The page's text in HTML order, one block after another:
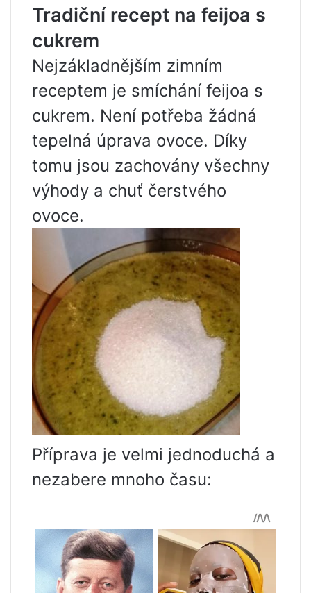
Tradiční recept na feijoa s
cukrem
Nejzákladnějším zimním
receptem je smíchání feijoa s
cukrem. Není potřeba žádná
tepelná úprava ovoce. Díky
tomu jsou zachovány všechny
výhody a chuť čerstvého
ovoce.
Příprava je velmi jednoduchá a
nezabere mnoho času: